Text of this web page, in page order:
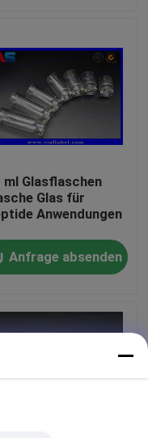
ml Glasflaschen
Glas für
Anwendungen
Anfrage absenden